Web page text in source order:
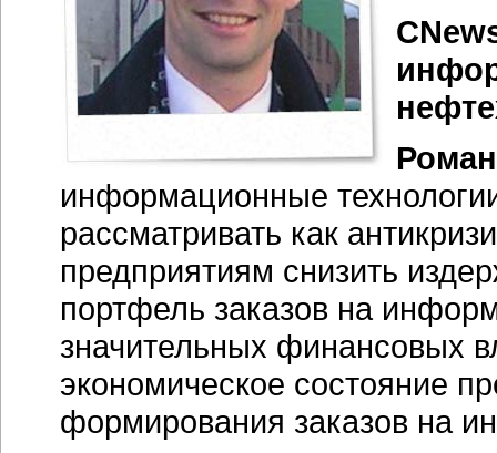
информационные
рассматривать как
предприятиям снизить
портфель заказов на
значительных финансовых
экономическое состояние
формирования заказов на